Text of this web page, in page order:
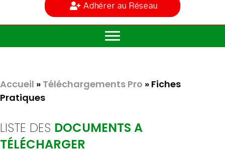
Adhérer au Réseau
Accueil » Téléchargements Pro » Fiches
Pratiques
LISTE DES DOCUMENTS A
TÉLÉCHARGER